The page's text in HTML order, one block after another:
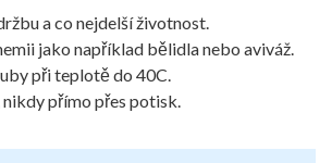
a co nejdelší životnost.
jako například bělidla nebo aviváž.
při teplotě do 40C.
nikdy přímo přes potisk.